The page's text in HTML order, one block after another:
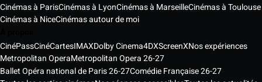
Cinémas à ParisCinémas à LyonCinémas à MarseilleCinémas à Toulouse
Cinémas à NiceCinémas autour de moi
CinéPassCinéCartesIMAXDolby Cinema4DXScreenXNos expériences
Metropolitan OperaMetropolitan Opera 26-27
Ballet Opéra national de Paris 26-27Comédie Française 26-27